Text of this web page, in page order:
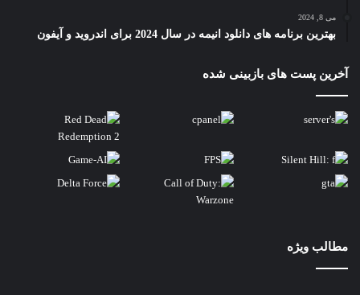
می 8, 2024
بهترین برنامه های دانلود انیمه در سال 2024 برای اندروید و آیفون
آخرین پست های بازبینی شده
مطالب ویژه